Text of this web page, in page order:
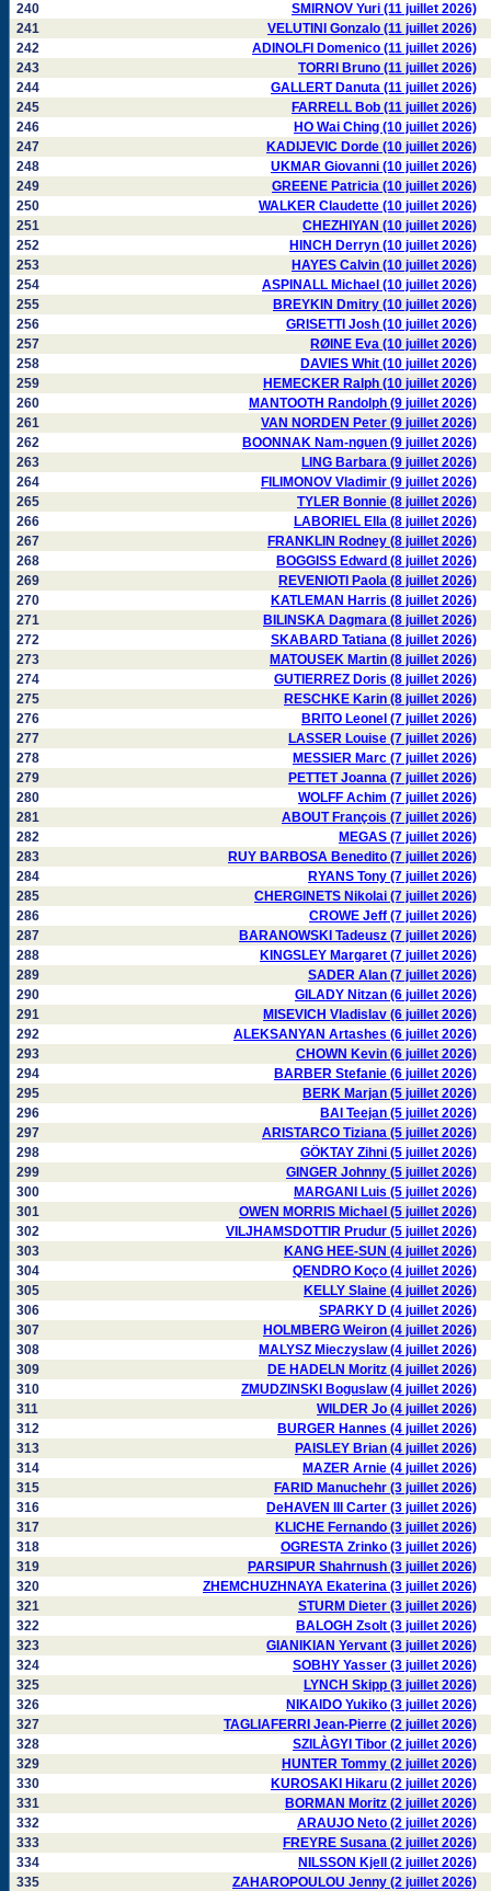
240
SMIRNOV Yuri (11 juillet 2026)
241
VELUTINI Gonzalo (11 juillet 2026)
242
ADINOLFI Domenico (11 juillet 2026)
243
TORRI Bruno (11 juillet 2026)
244
GALLERT Danuta (11 juillet 2026)
245
FARRELL Bob (11 juillet 2026)
246
HO Wai Ching (10 juillet 2026)
247
KADIJEVIC Dorde (10 juillet 2026)
248
UKMAR Giovanni (10 juillet 2026)
249
GREENE Patricia (10 juillet 2026)
250
WALKER Claudette (10 juillet 2026)
251
CHEZHIYAN (10 juillet 2026)
252
HINCH Derryn (10 juillet 2026)
253
HAYES Calvin (10 juillet 2026)
254
ASPINALL Michael (10 juillet 2026)
255
BREYKIN Dmitry (10 juillet 2026)
256
GRISETTI Josh (10 juillet 2026)
257
RØINE Eva (10 juillet 2026)
258
DAVIES Whit (10 juillet 2026)
259
HEMECKER Ralph (10 juillet 2026)
260
MANTOOTH Randolph (9 juillet 2026)
261
VAN NORDEN Peter (9 juillet 2026)
262
BOONNAK Nam-nguen (9 juillet 2026)
263
LING Barbara (9 juillet 2026)
264
FILIMONOV Vladimir (9 juillet 2026)
265
TYLER Bonnie (8 juillet 2026)
266
LABORIEL Ella (8 juillet 2026)
267
FRANKLIN Rodney (8 juillet 2026)
268
BOGGISS Edward (8 juillet 2026)
269
REVENIOTI Paola (8 juillet 2026)
270
KATLEMAN Harris (8 juillet 2026)
271
BILINSKA Dagmara (8 juillet 2026)
272
SKABARD Tatiana (8 juillet 2026)
273
MATOUSEK Martin (8 juillet 2026)
274
GUTIERREZ Doris (8 juillet 2026)
275
RESCHKE Karin (8 juillet 2026)
276
BRITO Leonel (7 juillet 2026)
277
LASSER Louise (7 juillet 2026)
278
MESSIER Marc (7 juillet 2026)
279
PETTET Joanna (7 juillet 2026)
280
WOLFF Achim (7 juillet 2026)
281
ABOUT François (7 juillet 2026)
282
MEGAS (7 juillet 2026)
283
RUY BARBOSA Benedito (7 juillet 2026)
284
RYANS Tony (7 juillet 2026)
285
CHERGINETS Nikolai (7 juillet 2026)
286
CROWE Jeff (7 juillet 2026)
287
BARANOWSKI Tadeusz (7 juillet 2026)
288
KINGSLEY Margaret (7 juillet 2026)
289
SADER Alan (7 juillet 2026)
290
GILADY Nitzan (6 juillet 2026)
291
MISEVICH Vladislav (6 juillet 2026)
292
ALEKSANYAN Artashes (6 juillet 2026)
293
CHOWN Kevin (6 juillet 2026)
294
BARBER Stefanie (6 juillet 2026)
295
BERK Marjan (5 juillet 2026)
296
BAI Teejan (5 juillet 2026)
297
ARISTARCO Tiziana (5 juillet 2026)
298
GÖKTAY Zihni (5 juillet 2026)
299
GINGER Johnny (5 juillet 2026)
300
MARGANI Luis (5 juillet 2026)
301
OWEN MORRIS Michael (5 juillet 2026)
302
VILJHAMSDOTTIR Prudur (5 juillet 2026)
303
KANG HEE-SUN (4 juillet 2026)
304
QENDRO Koço (4 juillet 2026)
305
KELLY Slaine (4 juillet 2026)
306
SPARKY D (4 juillet 2026)
307
HOLMBERG Weiron (4 juillet 2026)
308
MALYSZ Mieczyslaw (4 juillet 2026)
309
DE HADELN Moritz (4 juillet 2026)
310
ZMUDZINSKI Boguslaw (4 juillet 2026)
311
WILDER Jo (4 juillet 2026)
312
BURGER Hannes (4 juillet 2026)
313
PAISLEY Brian (4 juillet 2026)
314
MAZER Arnie (4 juillet 2026)
315
FARID Manuchehr (3 juillet 2026)
316
DeHAVEN III Carter (3 juillet 2026)
317
KLICHE Fernando (3 juillet 2026)
318
OGRESTA Zrinko (3 juillet 2026)
319
PARSIPUR Shahrnush (3 juillet 2026)
320
ZHEMCHUZHNAYA Ekaterina (3 juillet 2026)
321
STURM Dieter (3 juillet 2026)
322
BALOGH Zsolt (3 juillet 2026)
323
GIANIKIAN Yervant (3 juillet 2026)
324
SOBHY Yasser (3 juillet 2026)
325
LYNCH Skipp (3 juillet 2026)
326
NIKAIDO Yukiko (3 juillet 2026)
327
TAGLIAFERRI Jean-Pierre (2 juillet 2026)
328
SZILÀGYI Tibor (2 juillet 2026)
329
HUNTER Tommy (2 juillet 2026)
330
KUROSAKI Hikaru (2 juillet 2026)
331
BORMAN Moritz (2 juillet 2026)
332
ARAUJO Neto (2 juillet 2026)
333
FREYRE Susana (2 juillet 2026)
334
NILSSON Kjell (2 juillet 2026)
335
ZAHAROPOULOU Jenny (2 juillet 2026)